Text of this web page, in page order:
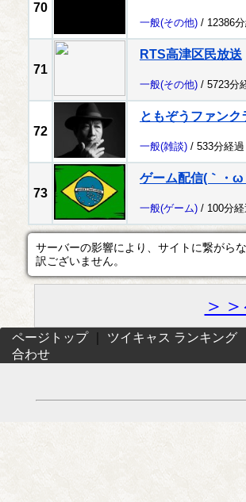
70
一般(その他) / 12386
71
RTS高津区民放送
一般(その他) / 5723分
72
ともぞうファンク
一般(雑談) / 533分経
73
ゲーム配信(｀・ω
一般(ゲーム) / 100分
サーバーの影響により、サイトに繋がら
訳ございません。
＞
ページトップ｜ ツイキャス ランキング
合わせ